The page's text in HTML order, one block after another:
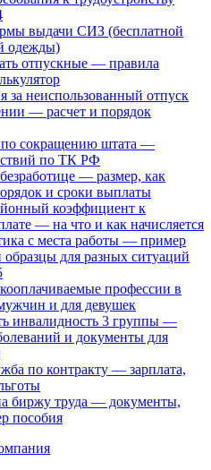
выдачи СИЗ (бесплатной
одежды)
отпускные — правила
за неиспользованный отпуск
— расчет и порядок
по сокращению штата —
по ТК РФ
— размер, как
и сроки выплаты
коэффициент к
— на что и как начисляется
с места работы — пример
образцы для разных ситуаций
профессии в
и для девушек
инвалидность 3 группы —
и документы для
по контракту — зарплата,
биржу труда — документы,
пособия